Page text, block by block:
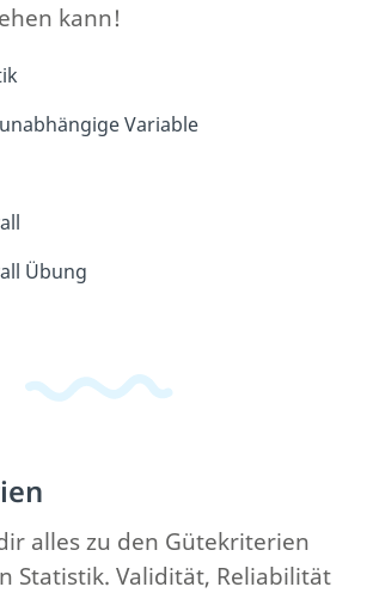
kann!
Variable
Übung
alles zu den Gütekriterien
Statistik. Validität, Reliabilität